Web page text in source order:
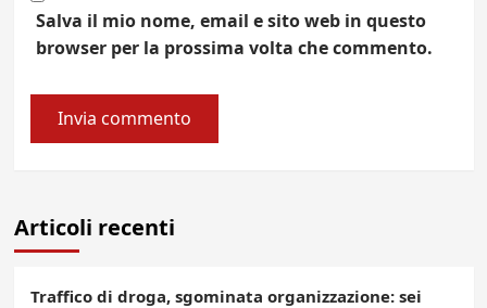
Salva il mio nome, email e sito web in questo
browser per la prossima volta che commento.
Articoli recenti
Traffico di droga, sgominata organizzazione: sei